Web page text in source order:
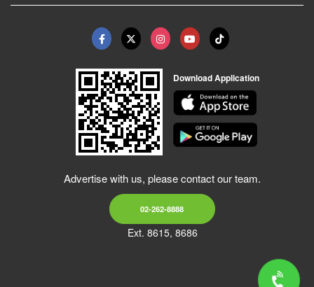
Download Application
Advertise with us, please contact our team.
02-262-8888
Ext. 8615, 8686